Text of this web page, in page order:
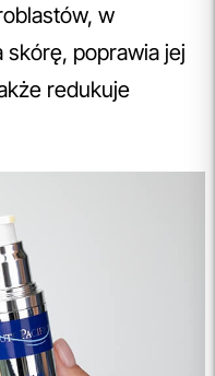
w
poprawia jej
redukuje